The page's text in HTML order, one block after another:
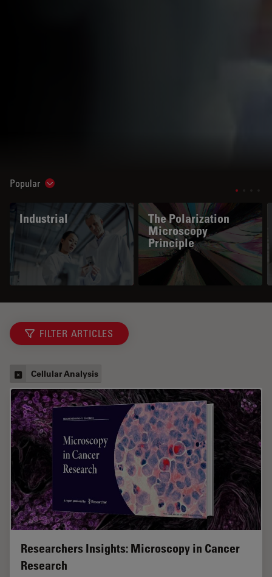
Popular Show subnavigation
Industrial
The Polarization
Microscopy
Principle
FILTER ARTICLES
Cellular Analysis
Researchers Insights: Microscopy in Cancer
Research